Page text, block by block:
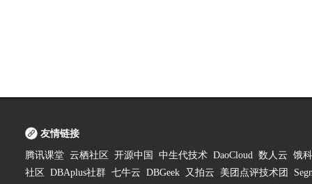
友情链接
腾讯课堂 云栖社区 开源中国 中生代技术 DaoCloud 数人云 饿
社区
DBAplus社群 七牛云 DBGeek 又拍云 美团点评技术团